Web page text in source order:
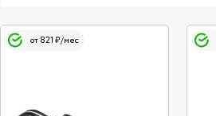
от 821 ₽/мес